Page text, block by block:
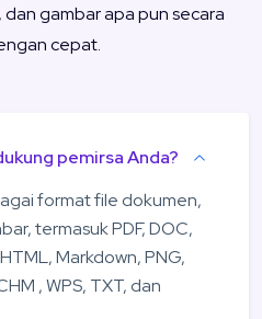
gambar apa pun secara
cepat.
pemirsa Anda?
format file dokumen,
termasuk PDF, DOC,
Markdown, PNG,
, WPS, TXT, dan